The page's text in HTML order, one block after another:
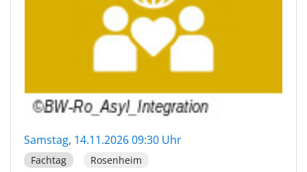
Samstag, 14.11.2026 09:30 Uhr
Fachtag Rosenheim